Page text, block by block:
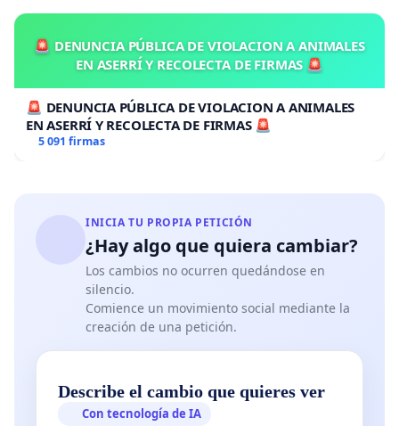
🚨 DENUNCIA PÚBLICA DE VIOLACION A ANIMALES
EN ASERRÍ Y RECOLECTA DE FIRMAS 🚨
🚨 DENUNCIA PÚBLICA DE VIOLACION A ANIMALES
EN ASERRÍ Y RECOLECTA DE FIRMAS 🚨
5 091 firmas
INICIA TU PROPIA PETICIÓN
¿Hay algo que quiera cambiar?
Los cambios no ocurren quedándose en
silencio.
Comience un movimiento social mediante la
creación de una petición.
Describe el cambio que quieres ver
Con tecnología de IA